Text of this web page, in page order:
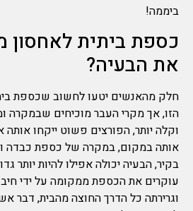
ביממה!
כספת ביתית לאחסון
את הבעיה?
חלק מהאנשים יטעו לחשוב שכספת
הזו, אך מקרי העבר מוכיחים שבמקרה
וקלה יותר, הפורצים פשוט ייקחו אותה
אותה במקום, במקרה של כספת כבדה
בקיר, הבעיה יכולה אפילו להיות יותר
עוקרים את הכספת ממקומה על ידי
וגרירתה כל הדרך החוצה מהבית, דבר